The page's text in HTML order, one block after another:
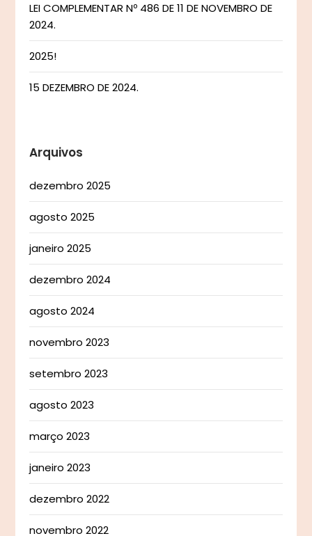
LEI COMPLEMENTAR Nº 486 DE 11 DE NOVEMBRO DE
2024.
2025!
15 DEZEMBRO DE 2024.
Arquivos
dezembro 2025
agosto 2025
janeiro 2025
dezembro 2024
agosto 2024
novembro 2023
setembro 2023
agosto 2023
março 2023
janeiro 2023
dezembro 2022
novembro 2022